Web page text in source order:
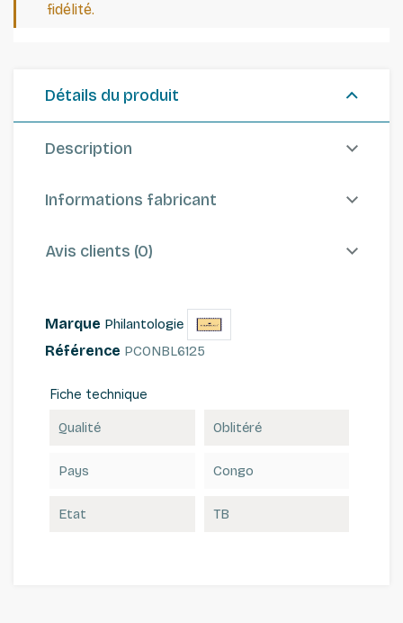
fidélité.
Détails du produit
Description
Informations fabricant
Avis clients (0)
Marque Philantologie
Référence PCONBL6125
Fiche technique
Qualité Oblitéré
Pays Congo
Etat TB